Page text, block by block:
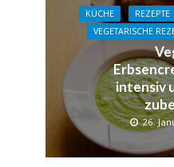
KÜCHE REZEPTE
VEGETARISCHE
intensiv
26.